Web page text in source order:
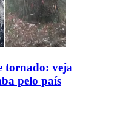
tornado: veja
pelo país